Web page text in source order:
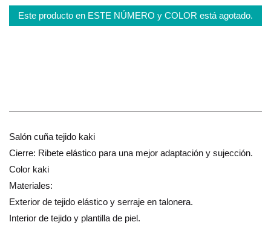
Este producto en ESTE NÚMERO y COLOR está agotado.
Salón cuña tejido kaki
Cierre: Ribete elástico para una mejor adaptación y sujección.
Color kaki
Materiales:
Exterior de tejido elástico y serraje en talonera.
Interior de tejido y plantilla de piel.